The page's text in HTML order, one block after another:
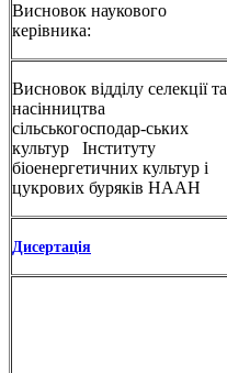
Висновок наукового
керівника:
Висновок відділу селекції та
насінництва
сільськогосподар-ських
культур
Інституту
біоенергетичних культур і
цукрових буряків НААН
Дисертація